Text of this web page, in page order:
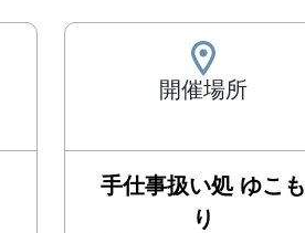
開催場所
手仕事扱い処 ゆこも
り